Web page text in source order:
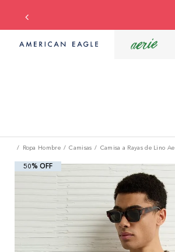
Ropa Hombre Camisas Camisa a Rayas de Lino Ae
50% OFF